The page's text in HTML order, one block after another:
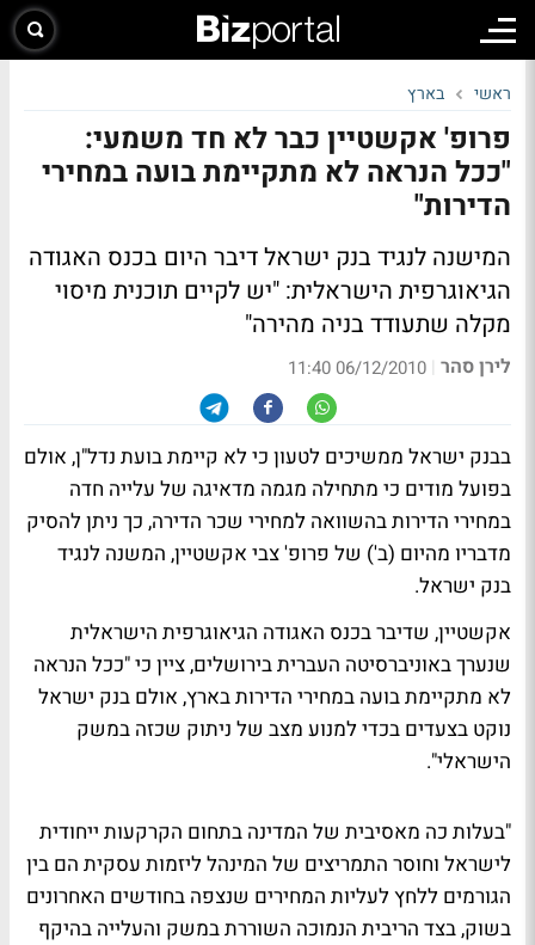
ראשי בארץ
פרופ' אקשטיין כבר לא חד משמעי:
"ככל הנראה לא מתקיימת בועה במחירי
הדירות"
המישנה לנגיד בנק ישראל דיבר היום בכנס האגודה
הגיאוגרפית הישראלית: "יש לקיים תוכנית מיסוי
מקלה שתעודד בניה מהירה"
לירן סהר |
06/12/2010 11:40
בבנק ישראל ממשיכים לטעון כי לא קיימת בועת נדל"ן, אולם
בפועל מודים כי מתחילה מגמה מדאיגה של עלייה חדה
במחירי הדירות בהשוואה למחירי שכר הדירה, כך ניתן להסיק
מדבריו מהיום (ב') של פרופ' צבי אקשטיין, המשנה לנגיד
בנק ישראל.
אקשטיין, שדיבר בכנס האגודה הגיאוגרפית הישראלית
שנערך באוניברסיטה העברית בירושלים, ציין כי "ככל הנראה
לא מתקיימת בועה במחירי הדירות בארץ, אולם בנק ישראל
נוקט בצעדים בכדי למנוע מצב של ניתוק שכזה במשק
הישראלי".
"בעלות כה מאסיבית של המדינה בתחום הקרקעות ייחודית
לישראל וחוסר התמריצים של המינהל ליזמות עסקית הם בין
הגורמים ללחץ לעליות המחירים שנצפה בחודשים האחרונים
בשוק, בצד הריבית הנמוכה השוררת במשק והעלייה בהיקף